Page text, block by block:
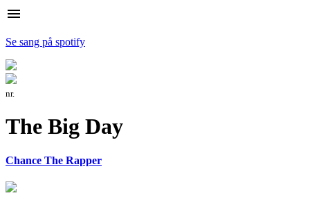
menu
Se sang på spotify
nr.
The Big Day
Chance The Rapper